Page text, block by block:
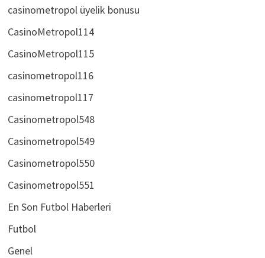
casinometropol üyelik bonusu
CasinoMetropol114
CasinoMetropol115
casinometropol116
casinometropol117
Casinometropol548
Casinometropol549
Casinometropol550
Casinometropol551
En Son Futbol Haberleri
Futbol
Genel